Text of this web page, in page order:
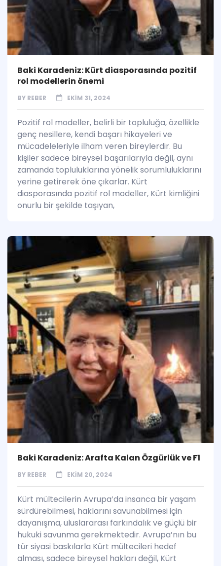
Baki Karadeniz: Kürt diasporasında pozitif
rol modellerin önemi
BY REBER EKIM 31, 2024
Pozitif rol modeller, belirli bir topluluğa, özellikle
genç nesillere, kendi başarı hikayeleri ve
mücadeleleriyle ilham veren bireylerdir. Bu
kişiler sadece bireysel başarılarıyla değil, aynı
zamanda topluluklarına yönelik sorumluluklarını
yerine getirerek öne çıkarlar. Kürt
diasporasında pozitif rol modeller, Kürt kimliğini
onurlu bir şekilde taşıyan,
Baki Karadeniz: Arafta Kalan Özgürlük ve F1
BY REBER EKIM 20, 2024
Kürt mültecilerin Avrupa’da insanca bir yaşam
sürdürebilmesi, haklarını savunabilmesi için
dayanışma, uluslararası farkındalık ve güçlü bir
hukuki savunma gerekmektedir. Avrupa’nın bu
tür siyasi baskılarla Kürt mültecileri hedef
alması, sadece bireysel hakları değil, Kürt